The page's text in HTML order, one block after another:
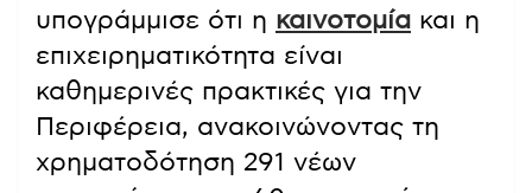
υπογράμμισε ότι η καινοτομία και η
επιχειρηματικότητα είναι
καθημερινές πρακτικές για την
Περιφέρεια, ανακοινώνοντας τη
χρηματοδότηση 291 νέων